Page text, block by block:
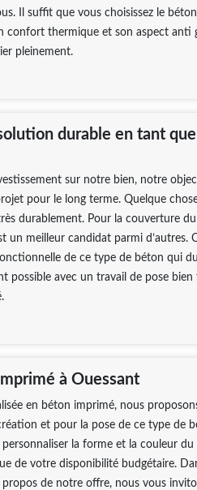
Il suffit que vous choisissez le
confort thermique et son aspect anti
pleinement.
durable en tant que
sur notre bien, notre
pour le long terme. Quelque
durablement. Pour la couverture du
un meilleur candidat parmi d’autres.
de ce type de béton qui
possible avec un travail de pose
à Ouessant
en béton imprimé, nous
et pour la pose de ce type de
la forme et la couleur du
de votre disponibilité budgétaire.
de notre offre, nous vous